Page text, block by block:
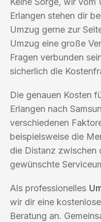
Erlangen stehen dir
Umzug gerne zur
Umzug eine große
Fragen verbunden
sicherlich die
Die genauen Kosten
Erlangen nach
verschiedenen
beispielsweise die
die Distanz zwischen
gewünschte
Als professionelles
wir dir eine
Beratung an.